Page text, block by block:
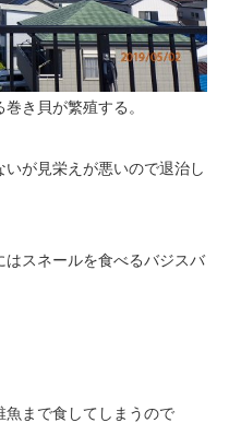
き貝が繁殖する。
が見栄えが悪いので退治し
スネールを食べるバジスバ
魚まで食してしまうので